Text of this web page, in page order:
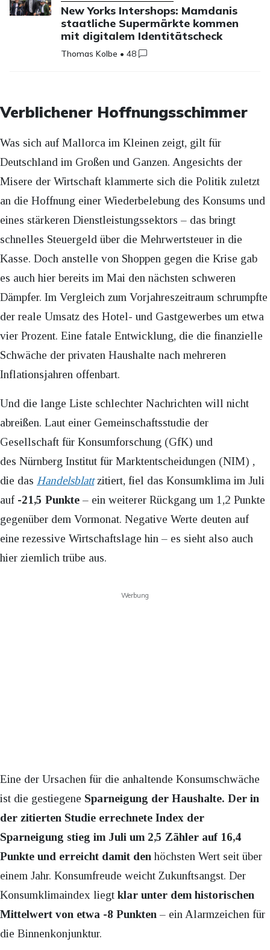
New Yorks Intershops: Mamdanis
staatliche Supermärkte kommen
mit digitalem Identitätscheck
Thomas Kolbe •48
Verblichener Hoffnungsschimmer
Was sich auf Mallorca im Kleinen zeigt, gilt für
Deutschland im Großen und Ganzen. Angesichts der
Misere der Wirtschaft klammerte sich die Politik zuletzt
an die Hoffnung einer Wiederbelebung des Konsums und
eines stärkeren Dienstleistungssektors – das bringt
schnelles Steuergeld über die Mehrwertsteuer in die
Kasse. Doch anstelle von Shoppen gegen die Krise gab
es auch hier bereits im Mai den nächsten schweren
Dämpfer. Im Vergleich zum Vorjahreszeitraum schrumpfte
der reale Umsatz des Hotel- und Gastgewerbes um etwa
vier Prozent. Eine fatale Entwicklung, die die finanzielle
Schwäche der privaten Haushalte nach mehreren
Inflationsjahren offenbart.
Und die lange Liste schlechter Nachrichten will nicht
abreißen. Laut einer Gemeinschaftsstudie der
Gesellschaft für Konsumforschung (GfK) und
des Nürnberg Institut für Marktentscheidungen (NIM) ,
die das Handelsblattzitiert, fiel das Konsumklima im Juli
auf -21,5 Punkte – ein weiterer Rückgang um 1,2 Punkte
gegenüber dem Vormonat. Negative Werte deuten auf
eine rezessive Wirtschaftslage hin – es sieht also auch
hier ziemlich trübe aus.
Werbung
Eine der Ursachen für die anhaltende Konsumschwäche
ist die gestiegene Sparneigung der Haushalte. Der in
der zitierten Studie errechnete Index der
Sparneigung stieg im Juli um 2,5 Zähler auf 16,4
Punkte und erreicht damit denhöchsten Wert seit über
einem Jahr. Konsumfreude weicht Zukunftsangst. Der
Konsumklimaindex liegt klar unter dem historischen
Mittelwert von etwa -8 Punkten – ein Alarmzeichen für
die Binnenkonjunktur.